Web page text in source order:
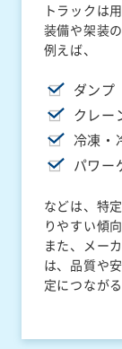
トラックは
装備や架装
例えば、
ダンプ
クレー
冷凍・
パワー
などは、特
りやすい傾
また、メー
は、品質や
定につなが